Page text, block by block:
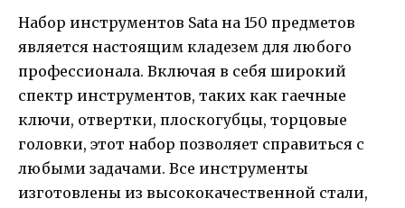
Набор инструментов Sata на 150 предметов
является настоящим кладезем для любого
профессионала. Включая в себя широкий
спектр инструментов, таких как гаечные
ключи, отвертки, плоскогубцы, торцовые
головки, этот набор позволяет справиться с
любыми задачами. Все инструменты
изготовлены из высококачественной стали,